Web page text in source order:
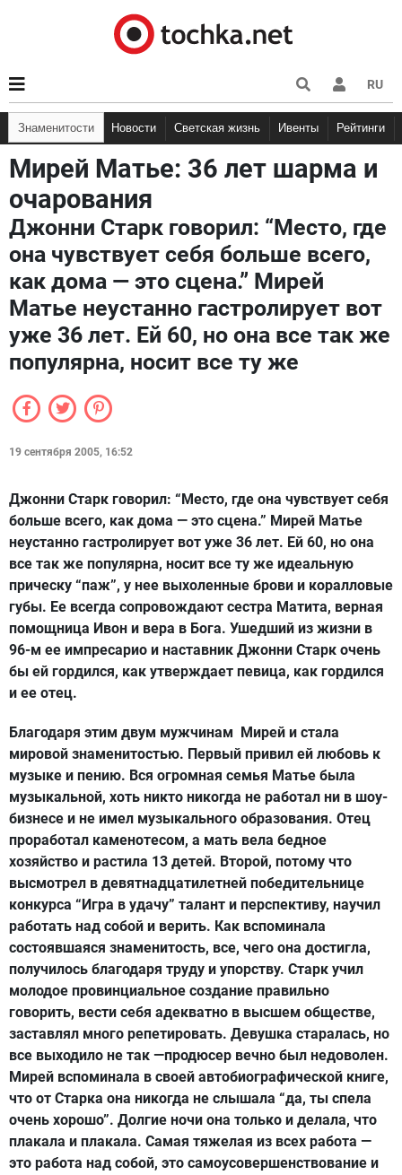
RU
Знаменитости Новости Светская жизнь Ивенты Рейтинги
Мирей Матье: 36 лет шарма и
очарования
Джонни Старк говорил: “Место, где
она чувствует себя больше всего,
как дома — это сцена.” Мирей
Матье неустанно гастролирует вот
уже 36 лет. Ей 60, но она все так же
популярна, носит все ту же
19 сентября 2005, 16:52
Джонни Старк говорил: “Место, где она чувствует себя
больше всего, как дома — это сцена.” Мирей Матье
неустанно гастролирует вот уже 36 лет. Ей 60, но она
все так же популярна, носит все ту же идеальную
прическу “паж”, у нее выхоленные брови и коралловые
губы. Ее всегда сопровождают сестра Матита, верная
помощница Ивон и вера в Бога. Ушедший из жизни в
96-м ее импресарио и наставник Джонни Старк очень
бы ей гордился, как утверждает певица, как гордился
и ее отец.
Благодаря этим двум мужчинам Мирей и стала
мировой знаменитостью. Первый привил ей любовь к
музыке и пению. Вся огромная семья Матье была
музыкальной, хоть никто никогда не работал ни в шоу-
бизнесе и не имел музыкального образования. Отец
проработал каменотесом, а мать вела бедное
хозяйство и растила 13 детей. Второй, потому что
высмотрел в девятнадцатилетней победительнице
конкурса “Игра в удачу” талант и перспективу, научил
работать над собой и верить. Как вспоминала
состоявшаяся знаменитость, все, чего она достигла,
получилось благодаря труду и упорству. Старк учил
молодое провинциальное создание правильно
говорить, вести себя адекватно в высшем обществе,
заставлял много репетировать. Девушка старалась, но
все выходило не так —продюсер вечно был недоволен.
Мирей вспоминала в своей автобиографической книге,
что от Старка она никогда не слышала “да, ты спела
очень хорошо”. Долгие ночи она только и делала, что
плакала и плакала. Самая тяжелая из всех работа —
это работа над собой, это самоусовершенствование и